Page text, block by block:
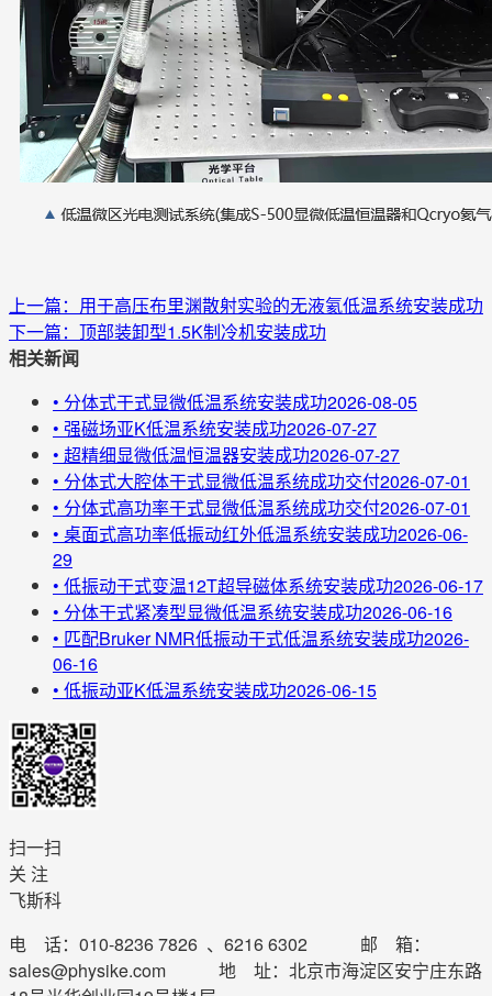
上一篇：用于高压布里渊散射实验的无液氦低温系统安装成功
下一篇：顶部装卸型1.5K制冷机安装成功
相关新闻
• 分体式干式显微低温系统安装成功2026-08-05
• 强磁场亚K低温系统安装成功2026-07-27
• 超精细显微低温恒温器安装成功2026-07-27
• 分体式大腔体干式显微低温系统成功交付2026-07-01
• 分体式高功率干式显微低温系统成功交付2026-07-01
• 桌面式高功率低振动红外低温系统安装成功2026-06-
29
• 低振动干式变温12T超导磁体系统安装成功2026-06-17
• 分体干式紧凑型显微低温系统安装成功2026-06-16
• 匹配Bruker NMR低振动干式低温系统安装成功2026-
06-16
• 低振动亚K低温系统安装成功2026-06-15
扫一扫
关 注
飞斯科
电 话：010-8236 7826 、6216 6302 邮 箱：
sales@physike.com 地 址：北京市海淀区安宁庄东路